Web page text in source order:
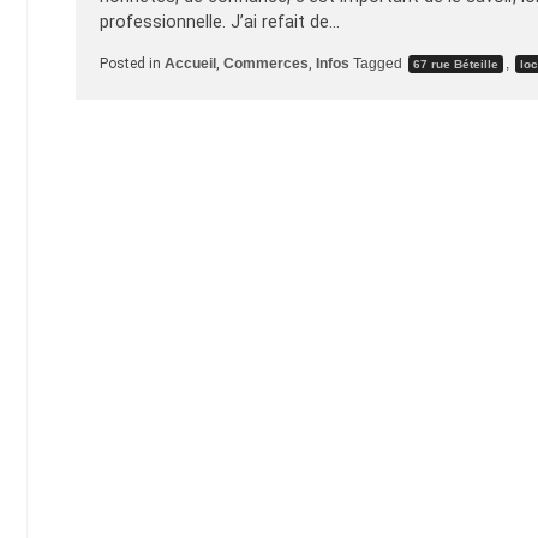
professionnelle. J’ai refait de…
Posted in Accueil Commerces Infos Tagged 67 rue Béteille